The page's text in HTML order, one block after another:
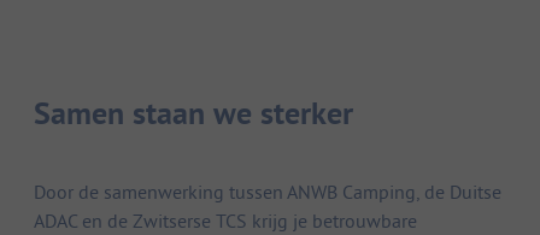
Samen staan we sterker
Door de samenwerking tussen ANWB Camping, de Duitse
ADAC en de Zwitserse TCS krijg je betrouwbare